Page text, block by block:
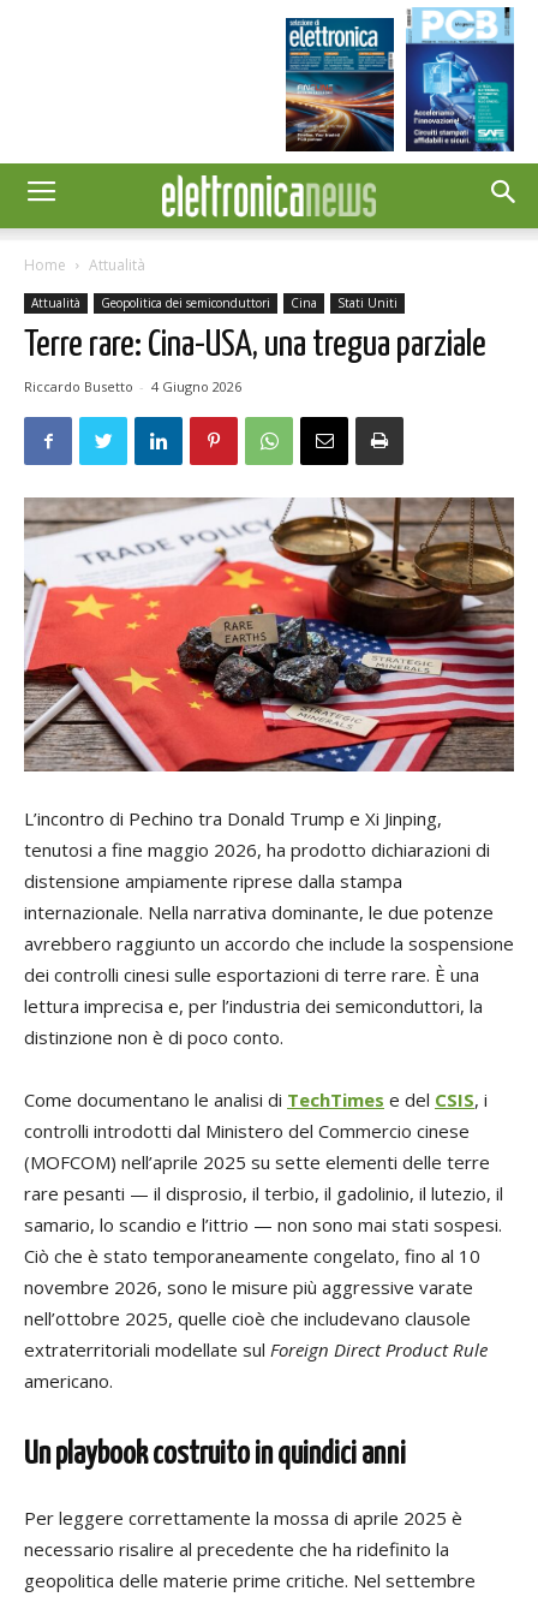
Home Attualità
Attualità Geopolitica dei semiconduttori Cina Stati Uniti
Terre rare: Cina-USA, una tregua parziale
Riccardo Busetto - 4 Giugno 2026
L’incontro di Pechino tra Donald Trump e Xi Jinping,
tenutosi a fine maggio 2026, ha prodotto dichiarazioni di
distensione ampiamente riprese dalla stampa
internazionale. Nella narrativa dominante, le due potenze
avrebbero raggiunto un accordo che include la sospensione
dei controlli cinesi sulle esportazioni di terre rare. È una
lettura imprecisa e, per l’industria dei semiconduttori, la
distinzione non è di poco conto.
Come documentano le analisi di TechTimes e del CSIS, i
controlli introdotti dal Ministero del Commercio cinese
(MOFCOM) nell’aprile 2025 su sette elementi delle terre
rare pesanti — il disprosio, il terbio, il gadolinio, il lutezio, il
samario, lo scandio e l’ittrio — non sono mai stati sospesi.
Ciò che è stato temporaneamente congelato, fino al 10
novembre 2026, sono le misure più aggressive varate
nell’ottobre 2025, quelle cioè che includevano clausole
extraterritoriali modellate sul Foreign Direct Product Rule
americano.
Un playbook costruito in quindici anni
Per leggere correttamente la mossa di aprile 2025 è
necessario risalire al precedente che ha ridefinito la
geopolitica delle materie prime critiche. Nel settembre